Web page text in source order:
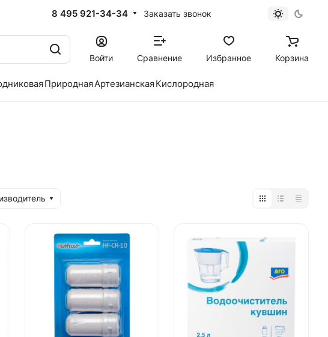
8 495 921-34-34 Заказать звонок
Войти Сравнение Избранное Корзина
ПрироднаяАртезианскаяКислородная